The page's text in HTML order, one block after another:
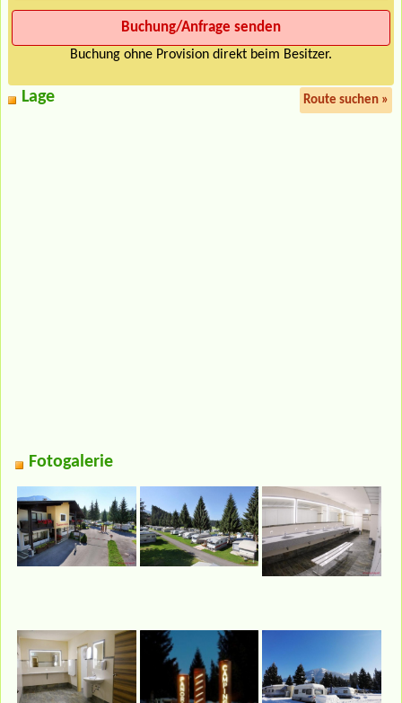
Buchung ohne Provision direkt beim Besitzer.
Lage Route suchen »
Fotogalerie